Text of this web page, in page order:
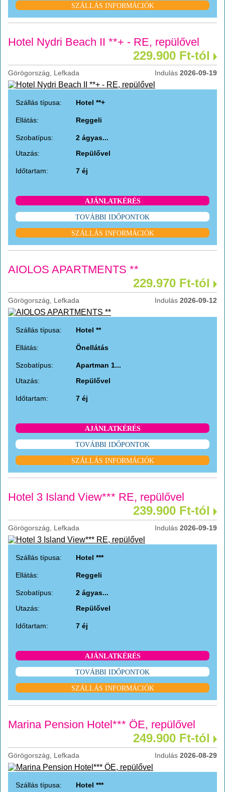
SZÁLLÁS INFORMÁCIÓK
Hotel Nydri Beach II **+ - RE, repülővel
229.900 Ft-tól
Görögország, Lefkada Indulás 2026-09-19
Szállás típusa: Hotel **+
Ellátás: Reggeli
Szobatípus:
2 ágyas...
Utazás:
Repülővel
Időtartam: 7 éj
AJÁNLATKÉRÉS
TOVÁBBI IDŐPONTOK
SZÁLLÁS INFORMÁCIÓK
AIOLOS APARTMENTS **
229.970 Ft-tól
Görögország, Lefkada Indulás 2026-09-12
Szállás típusa: Hotel **
Ellátás: Önellátás
Szobatípus:
Apartman 1...
Utazás:
Repülővel
Időtartam: 7 éj
AJÁNLATKÉRÉS
TOVÁBBI IDŐPONTOK
SZÁLLÁS INFORMÁCIÓK
Hotel 3 Island View*** RE, repülővel
239.900 Ft-tól
Görögország, Lefkada Indulás 2026-09-19
Szállás típusa: Hotel ***
Ellátás: Reggeli
Szobatípus:
2 ágyas...
Utazás:
Repülővel
Időtartam: 7 éj
AJÁNLATKÉRÉS
TOVÁBBI IDŐPONTOK
SZÁLLÁS INFORMÁCIÓK
Marina Pension Hotel*** ÖE, repülővel
249.900 Ft-tól
Görögország, Lefkada Indulás 2026-08-29
Szállás típusa: Hotel ***